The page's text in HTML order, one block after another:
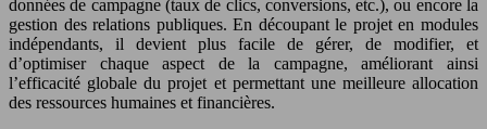
données de campagne (taux de clics, conversions, etc.), ou encore la
gestion des relations publiques. En découpant le projet en modules
indépendants, il devient plus facile de gérer, de modifier, et
d’optimiser chaque aspect de la campagne, améliorant ainsi
l’efficacité globale du projet et permettant une meilleure allocation
des ressources humaines et financières.